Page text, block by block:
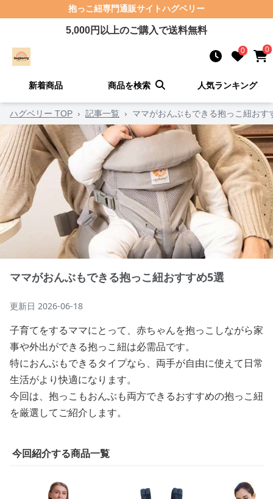
抱っこ紐専門通販サイトハグベリー
5,000円以上のご購入で送料無料
0 0
新着商品 商品を検索 人気ランキング
ハグベリー TOP › 記事一覧 › ママがおんぶもできる抱っこ紐おす
ママがおんぶもできる抱っこ紐おすすめ5選
更新日 2026-06-18
子育てをするママにとって、赤ちゃんを抱っこしながら家
事や外出ができる抱っこ紐は必需品です。
特におんぶもできるタイプなら、両手が自由に使えて日常
生活がより快適になります。
今回は、抱っこもおんぶも両方できるおすすめの抱っこ紐
を厳選してご紹介します。
今回紹介する商品一覧